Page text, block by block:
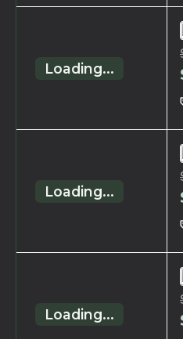
Loading...
Loading...
Loading...